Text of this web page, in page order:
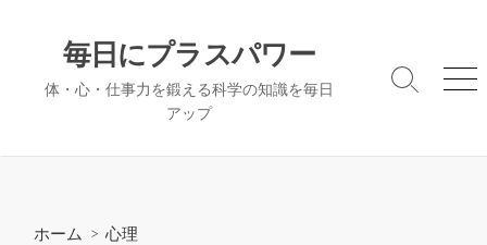
毎日にプラスパワー
体・心・仕事力を鍛える科学の知識を毎日
アップ
検
メ
ホーム > 心理